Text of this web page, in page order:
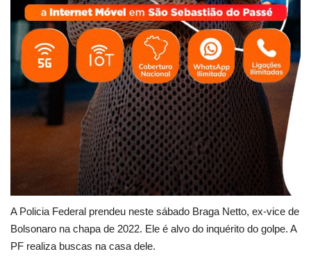
A Policia Federal prendeu neste sábado Braga Netto, ex-vice de
Bolsonaro na chapa de 2022. Ele é alvo do inquérito do golpe. A
PF realiza buscas na casa dele.